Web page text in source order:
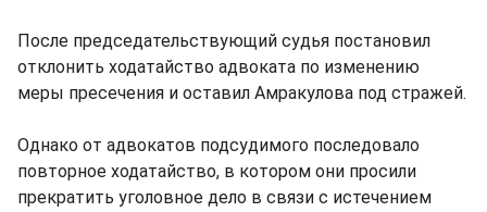
После председательствующий судья постановил
отклонить ходатайство адвоката по изменению
меры пресечения и оставил Амракулова под стражей.
Однако от адвокатов подсудимого последовало
повторное ходатайство, в котором они просили
прекратить уголовное дело в связи с истечением